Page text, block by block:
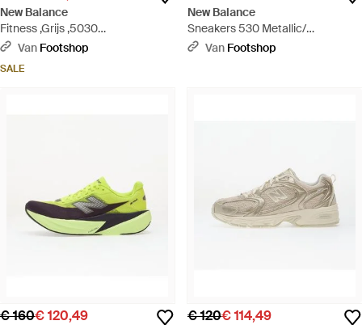
New Balance
Fitness ,Grijs ,5030
Trainingsschoen - Grijs
Van Footshop
SALE
New Balance
Sneakers 530 Metallic/
Rosewood Eur - Wit
Van Footshop
€ 160€ 120,49 € 120€ 114,49